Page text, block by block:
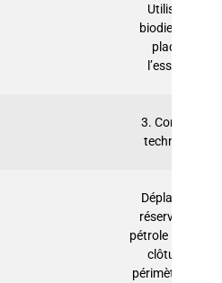
Utiliser du
biodiesel à la
place de
l’essence.
3. Contrôles
techniques
Déplacer les
réservoirs de
pétrole loin de la
clôture de
périmètre et les